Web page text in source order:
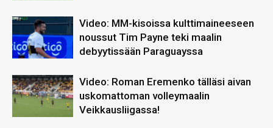
Video: MM-kisoissa kulttimaineeseen
noussut Tim Payne teki maalin
debyytissään Paraguayssa
Video: Roman Eremenko tälläsi aivan
uskomattoman volleymaalin
Veikkausliigassa!